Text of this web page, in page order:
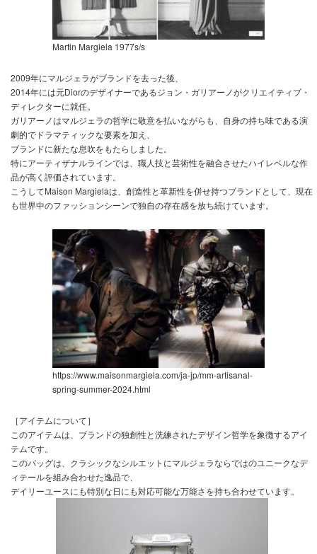
Martin Margiela 1977s/s
2009年にマルジェラがブランドを去った後、
2014年には元Diorのデザイナーであるジョン・ガリアーノがクリエイティブ・
ディレクターに就任。
ガリアーノはマルジェラの哲学に敬意を払いながらも、自身の持ち味である演
劇的でドラマティックな要素を加え、
ブランドに新たな息吹をもたらしました。
特にアーティザナルラインでは、職人技と芸術性を融合させたハイレベルな作
品が高く評価されています。
こうしてMaison Margielaは、創造性と革新性を併せ持つブランドとして、現在
も世界中のファッションシーンで独自の存在感を放ち続けています。
https://www.maisonmargiela.com/ja-jp/mm-artisanal-
spring-summer-2024.html
［アイテムについて］
このアイテムは、ブランドの独創性と洗練されたデザイン哲学を象徴するアイ
テムです。
このバッグは、クラシックなシルエットにマルジェラならではのユニークなデ
ィテールを組み合わせた逸品で、
デイリーユースにも特別な日にも対応可能な万能さを持ち合わせています。